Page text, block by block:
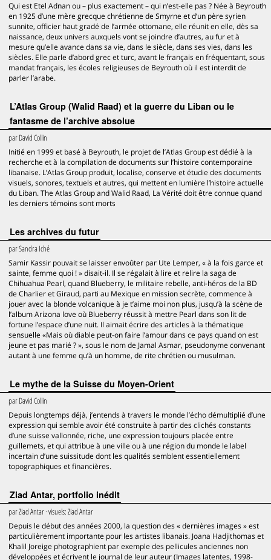
Qui est Etel Adnan ou – plus exactement – qui n’est-elle pas ? Née à Beyrouth
en 1925 d’une mère grecque chrétienne de Smyrne et d’un père syrien
sunnite, officier haut gradé de l’armée ottomane, elle réunit en elle, dès sa
naissance, deux univers auxquels vont se joindre d’autres, au fur et à
mesure qu’elle avance dans sa vie, dans le siècle, dans ses vies, dans les
siècles. Elle parle d’abord grec et turc, avant le français en fréquentant, sous
mandat français, les écoles religieuses de Beyrouth où il est interdit de
parler l’arabe.
L’Atlas Group (Walid Raad) et la guerre du Liban ou le
fantasme de l’archive absolue
parDavid Collin
Initié en 1999 et basé à Beyrouth, le projet de l’Atlas Group est dédié à la
recherche et à la compilation de documents sur l’histoire contemporaine
libanaise. L’Atlas Group produit, localise, conserve et étudie des documents
visuels, sonores, textuels et autres, qui mettent en lumière l’histoire actuelle
du Liban. The Atlas Group and Walid Raad, La Vérité doit être connue quand
les derniers témoins sont morts
Les archives du futur
parSandra Iché
Samir Kassir pouvait se laisser envoûter par Ute Lemper, « à la fois garce et
sainte, femme quoi ! » disait-il. Il se régalait à lire et relire la saga de
Chihuahua Pearl, quand Blueberry, le militaire rebelle, anti-héros de la BD
de Charlier et Giraud, parti au Mexique en mission secrète, commence à
jouer avec la blonde volcanique à je t’aime moi non plus, jusqu’à la scène de
l’album Arizona love où Blueberry réussit à mettre Pearl dans son lit de
fortune l’espace d’une nuit. Il aimait écrire des articles à la thématique
sensuelle «Mais où diable peut-on faire l’amour dans ce pays quand on est
jeune et pas marié ? », sous le nom de Jamal Asmar, pseudonyme convenant
autant à une femme qu’à un homme, de rite chrétien ou musulman.
Le mythe de la Suisse du Moyen-Orient
parDavid Collin
Depuis longtemps déjà, j’entends à travers le monde l’écho démultiplié d’une
expression qui semble avoir été construite à partir des clichés constants
d’une suisse vallonnée, riche, une expression toujours placée entre
guillemets, et qui attribue à une ville ou à une région du monde le label
incertain d’une suissitude dont les qualités semblent essentiellement
topographiques et financières.
Ziad Antar, portfolio inédit
parZiad Antar· visuels:Ziad Antar
Depuis le début des années 2000, la question des « dernières images » est
particulièrement importante pour les artistes libanais. Joana Hadjithomas et
Khalil Joreige photographient par exemple des pellicules anciennes non
développées et écrivent le journal de leur auteur (Images latentes, 1998-